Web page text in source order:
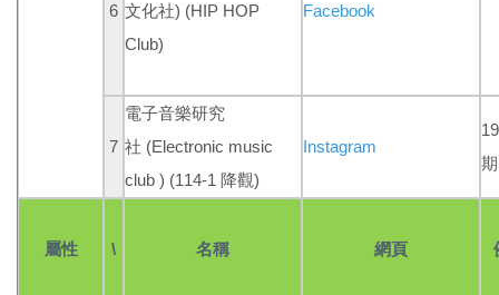
6 文化社) (HIP HOP
Club)
Facebook
7
電子音樂研究
社 (Electronic music
club ) (114-1 降觀)
Instagram
屬性 \ 名稱 網頁